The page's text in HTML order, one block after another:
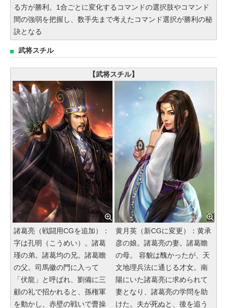
る方が勝利。1合ごとに変化するコマンドの選択肢やコマンド
間の強弱を把握し、数手先まで考えたコマンド選択が勝利の秘
訣となる
武将スチル
【武将スチル】
諸葛亮（戦闘用CGを追加）：
字は孔明（こうめい）。諸葛
瑾の弟。諸葛均の兄。諸葛瞻
の父。司馬徽の門に入って
「伏龍」と呼ばれ、劉備に三
顧の礼で招かれると、孫権軍
を動かし、赤壁の戦いで曹操
黄月英（新CGに変更）：黄承
彦の娘。諸葛亮の妻。諸葛瞻
の母。 容貌は醜かったが、天
文地理兵法に通じる才女。南
陽にいた諸葛亮に求められて
妻となり、諸葛亮の学問を助
けた。夫が死ぬと、後を追う